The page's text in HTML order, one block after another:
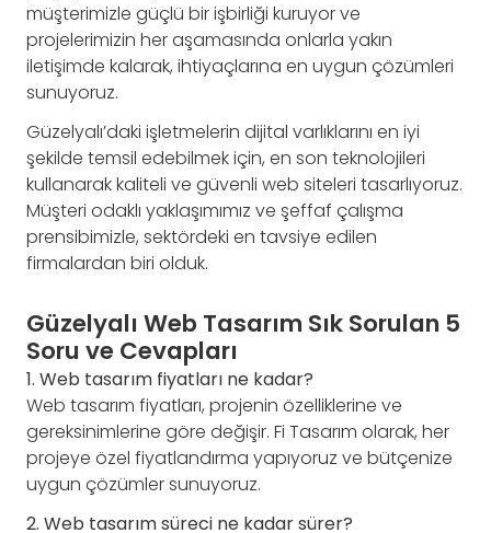
müşterimizle güçlü bir işbirliği kuruyor ve
projelerimizin her aşamasında onlarla yakın
iletişimde kalarak, ihtiyaçlarına en uygun çözümleri
sunuyoruz.
Güzelyalı’daki işletmelerin dijital varlıklarını en iyi
şekilde temsil edebilmek için, en son teknolojileri
kullanarak kaliteli ve güvenli web siteleri tasarlıyoruz.
Müşteri odaklı yaklaşımımız ve şeffaf çalışma
prensibimizle, sektördeki en tavsiye edilen
firmalardan biri olduk.
Güzelyalı Web Tasarım Sık Sorulan 5
Soru ve Cevapları
1. Web tasarım fiyatları ne kadar?
Web tasarım fiyatları, projenin özelliklerine ve
gereksinimlerine göre değişir. Fi Tasarım olarak, her
projeye özel fiyatlandırma yapıyoruz ve bütçenize
uygun çözümler sunuyoruz.
2. Web tasarım süreci ne kadar sürer?